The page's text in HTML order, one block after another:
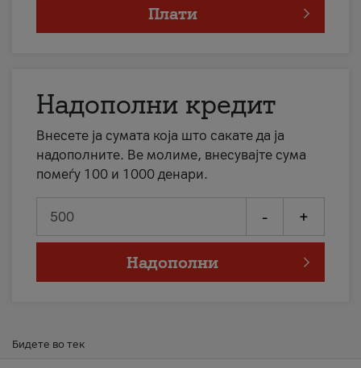
Плати
Надополни кредит
Внесете ја сумата која што сакате да ја
надополните. Ве молиме, внесувајте сума
помеѓу 100 и 1000 денари.
- +
Надополни
Бидете во тек